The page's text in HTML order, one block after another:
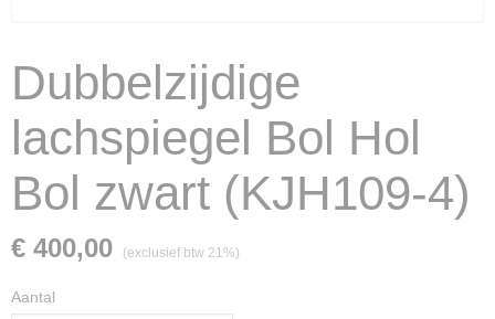
Dubbelzijdige
lachspiegel Bol Hol
Bol zwart (KJH109-4)
€ 400,00 (exclusief btw 21%)
Aantal